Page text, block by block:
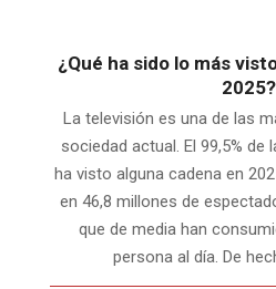
¿Qué ha sido lo más
2025?
La televisión es una de las
sociedad actual. El 99,5% de
ha visto alguna cadena en
en 46,8 millones de
que de media han
persona al día. De